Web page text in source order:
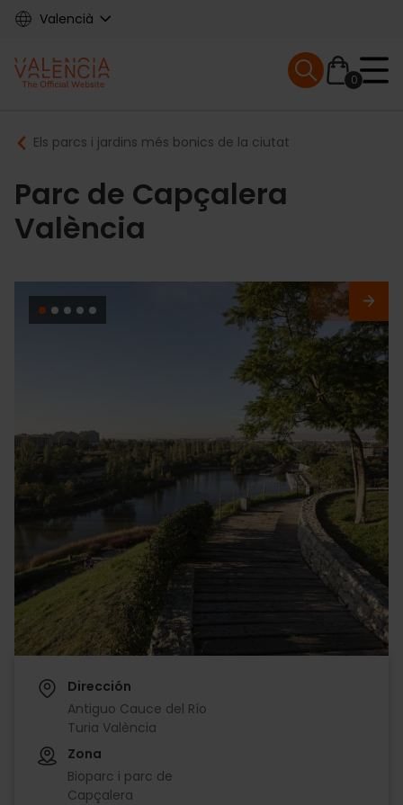
Skip
content
Valencià
Main
navigation
0
Mobile menu
Breadcrumb
Els parcs i jardins més bonics de la ciutat
Parc de Capçalera
València
Dirección
Antiguo Cauce del Río
Turia València
Zona
Bioparc i parc de
Capçalera